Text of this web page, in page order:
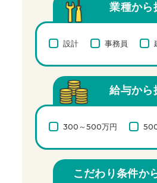
業種から
設計 事務員
給与から
300～500万円
こだわり条件か